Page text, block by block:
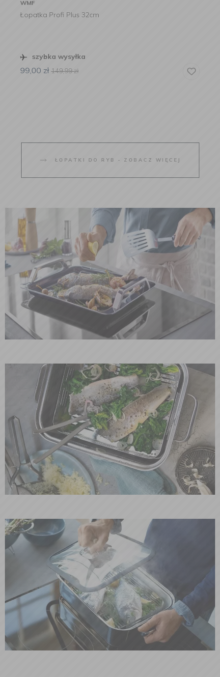
WMF
Łopatka Profi Plus 32cm
szybka wysyłka
99,00 zł 149,99zł
ŁOPATKI DO RYB - ZOBACZ WIĘCEJ